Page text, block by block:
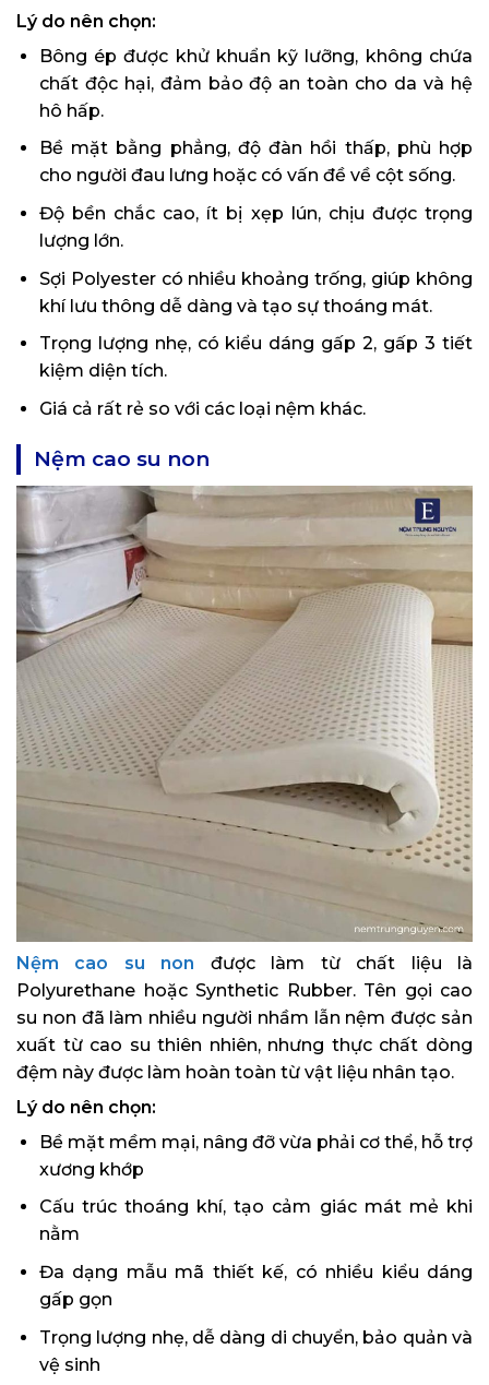
Lý do nên chọn:
Bông ép được khử khuẩn kỹ lưỡng, không chứa
chất độc hại, đảm bảo độ an toàn cho da và hệ
hô hấp.
Bề mặt bằng phẳng, độ đàn hồi thấp, phù hợp
cho người đau lưng hoặc có vấn đề về cột sống.
Độ bền chắc cao, ít bị xẹp lún, chịu được trọng
lượng lớn.
Sợi Polyester có nhiều khoảng trống, giúp không
khí lưu thông dễ dàng và tạo sự thoáng mát.
Trọng lượng nhẹ, có kiểu dáng gấp 2, gấp 3 tiết
kiệm diện tích.
Giá cả rất rẻ so với các loại nệm khác.
Nệm cao su non
Nệm cao su non được làm từ chất liệu là
Polyurethane hoặc Synthetic Rubber. Tên gọi cao
su non đã làm nhiều người nhầm lẫn nệm được sản
xuất từ cao su thiên nhiên, nhưng thực chất dòng
đệm này được làm hoàn toàn từ vật liệu nhân tạo.
Lý do nên chọn:
Bề mặt mềm mại, nâng đỡ vừa phải cơ thể, hỗ trợ
xương khớp
Cấu trúc thoáng khí, tạo cảm giác mát mẻ khi
nằm
Đa dạng mẫu mã thiết kế, có nhiều kiểu dáng
gấp gọn
Trọng lượng nhẹ, dễ dàng di chuyển, bảo quản và
vệ sinh